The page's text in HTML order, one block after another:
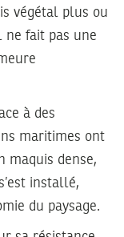
végétal plus ou
ne fait pas une
à des
maritimes ont
maquis dense,
installé,
du paysage.